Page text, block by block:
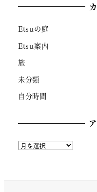
Etsuの庭
Etsu案内
旅
未分類
自分時間
ア